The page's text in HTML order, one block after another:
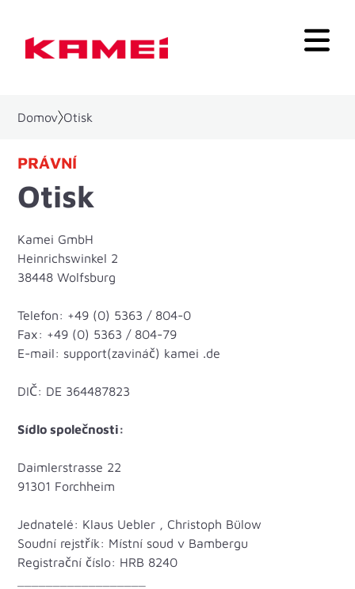
Domov Otisk
PRÁVNÍ
Otisk
Kamei GmbH
Heinrichswinkel 2
38448 Wolfsburg
Telefon: +49 (0) 5363 / 804-0
Fax: +49 (0) 5363 / 804-79
E-mail: support(zavináč) kamei .de
DIČ: DE 364487823
Sídlo společnosti:
Daimlerstrasse 22
91301 Forchheim
Jednatelé: Klaus Uebler , Christoph Bülow
Soudní rejstřík: Místní soud v Bambergu
Registrační číslo: HRB 8240